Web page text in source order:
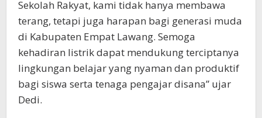
Sekolah Rakyat, kami tidak hanya membawa
terang, tetapi juga harapan bagi generasi muda
di Kabupaten Empat Lawang. Semoga
kehadiran listrik dapat mendukung terciptanya
lingkungan belajar yang nyaman dan produktif
bagi siswa serta tenaga pengajar disana” ujar
Dedi.